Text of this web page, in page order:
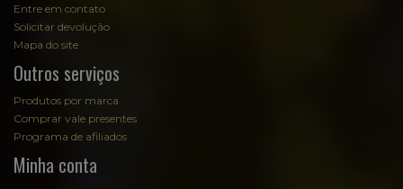
Entre em contato
Solicitar devolução
Mapa do site
Outros serviços
Produtos por marca
Comprar vale presentes
Programa de afiliados
Minha conta